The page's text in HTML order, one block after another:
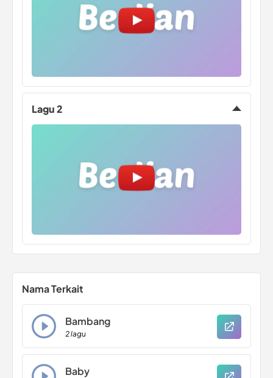
Lagu 2
Nama Terkait
Bambang
2 lagu
Baby